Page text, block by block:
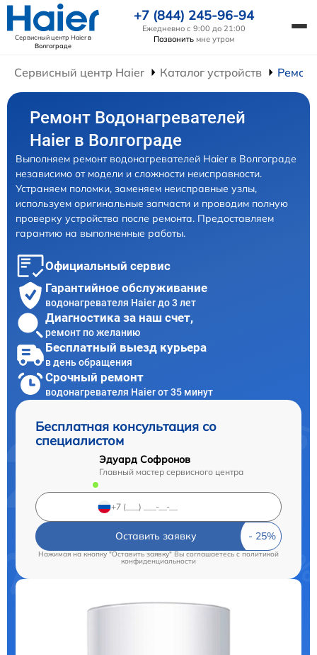
Сервисный центр Haierв
Волгограде
+7 (844) 245-96-94
Ежедневно с 9:00 до 21:00
Позвонить мне утром
Сервисный центр Haier Каталог устройств
Ремонт Водонагревателей
Haier в Волгограде
Выполняем ремонт водонагревателей Haier в Волгограде
независимо от модели и сложности неисправности.
Устраняем поломки, заменяем неисправные узлы,
используем оригинальные запчасти и проводим полную
проверку устройства после ремонта. Предоставляем
гарантию на выполненные работы.
Официальный сервис
Гарантийное обслуживание
водонагревателя Haier до 3 лет
Диагностика за наш счет,
ремонт по желанию
Бесплатный выезд курьера
в день обращения
Срочный ремонт
водонагревателя Haier от 35 минут
Бесплатная консультация со
специалистом
Эдуард Софронов
Главный мастер сервисного центра
Оставить заявку
Нажимая на кнопку "Оставить заявку" Вы соглашаетесь cполитикой
конфиденциальности